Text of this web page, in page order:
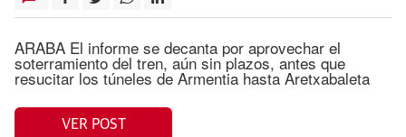
ARABA El informe se decanta por aprovechar el
soterramiento del tren, aún sin plazos, antes que
resucitar los túneles de Armentia hasta Aretxabaleta
VER POST